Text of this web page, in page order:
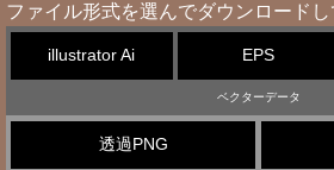
ファイル形式を選んでダウンロードし
illustrator Ai EPS
ベクターデータ
透過PNG